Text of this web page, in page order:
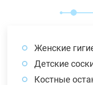
Женские
Детские
Костные